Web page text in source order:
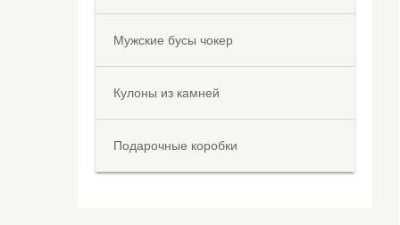
Мужские бусы чокер
Кулоны из камней
Подарочные коробки